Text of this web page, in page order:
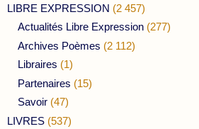
LIBRE EXPRESSION (2 457)
Actualités Libre Expression (277)
Archives Poèmes (2 112)
Libraires (1)
Partenaires (15)
Savoir (47)
LIVRES (537)